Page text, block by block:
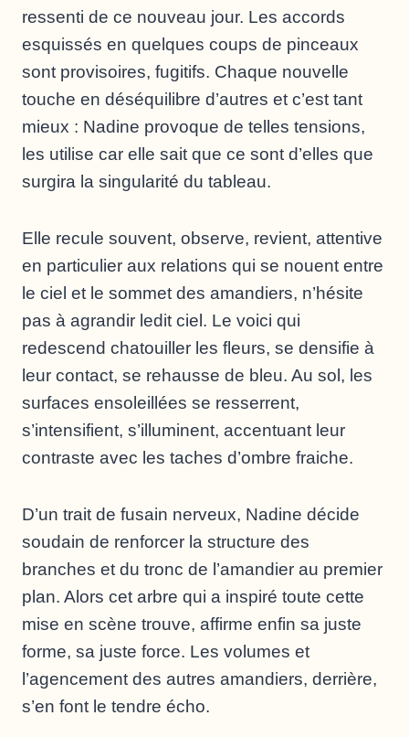
ressenti de ce nouveau jour. Les accords
esquissés en quelques coups de pinceaux
sont provisoires, fugitifs. Chaque nouvelle
touche en déséquilibre d’autres et c’est tant
mieux : Nadine provoque de telles tensions,
les utilise car elle sait que ce sont d’elles que
surgira la singularité du tableau.
Elle recule souvent, observe, revient, attentive
en particulier aux relations qui se nouent entre
le ciel et le sommet des amandiers, n’hésite
pas à agrandir ledit ciel. Le voici qui
redescend chatouiller les fleurs, se densifie à
leur contact, se rehausse de bleu. Au sol, les
surfaces ensoleillées se resserrent,
s’intensifient, s’illuminent, accentuant leur
contraste avec les taches d’ombre fraiche.
D’un trait de fusain nerveux, Nadine décide
soudain de renforcer la structure des
branches et du tronc de l’amandier au premier
plan. Alors cet arbre qui a inspiré toute cette
mise en scène trouve, affirme enfin sa juste
forme, sa juste force. Les volumes et
l’agencement des autres amandiers, derrière,
s’en font le tendre écho.